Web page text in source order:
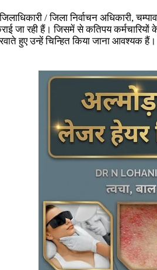
/ जिला निर्वाचन अधिकारी,
जा रही हैं। जिसमें से कतिपय कर्मचारियों
हुए उन्हें चिन्हित किया जाना आवश्यक हैं।